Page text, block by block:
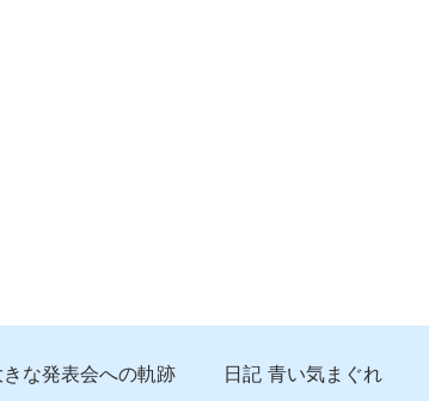
な発表会への軌跡 日記 青い気まぐれ